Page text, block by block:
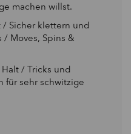
machen willst.
/ Sicher klettern und
Moves, Spins &
Halt / Tricks und
für sehr schwitzige